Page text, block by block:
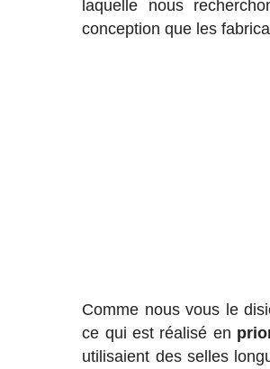
laquelle nous
conception que les
Comme nous vous le
ce qui est réalisé en
utilisaient des selles